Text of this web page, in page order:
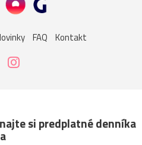
FAQ Kontakt
si predplatné denníka